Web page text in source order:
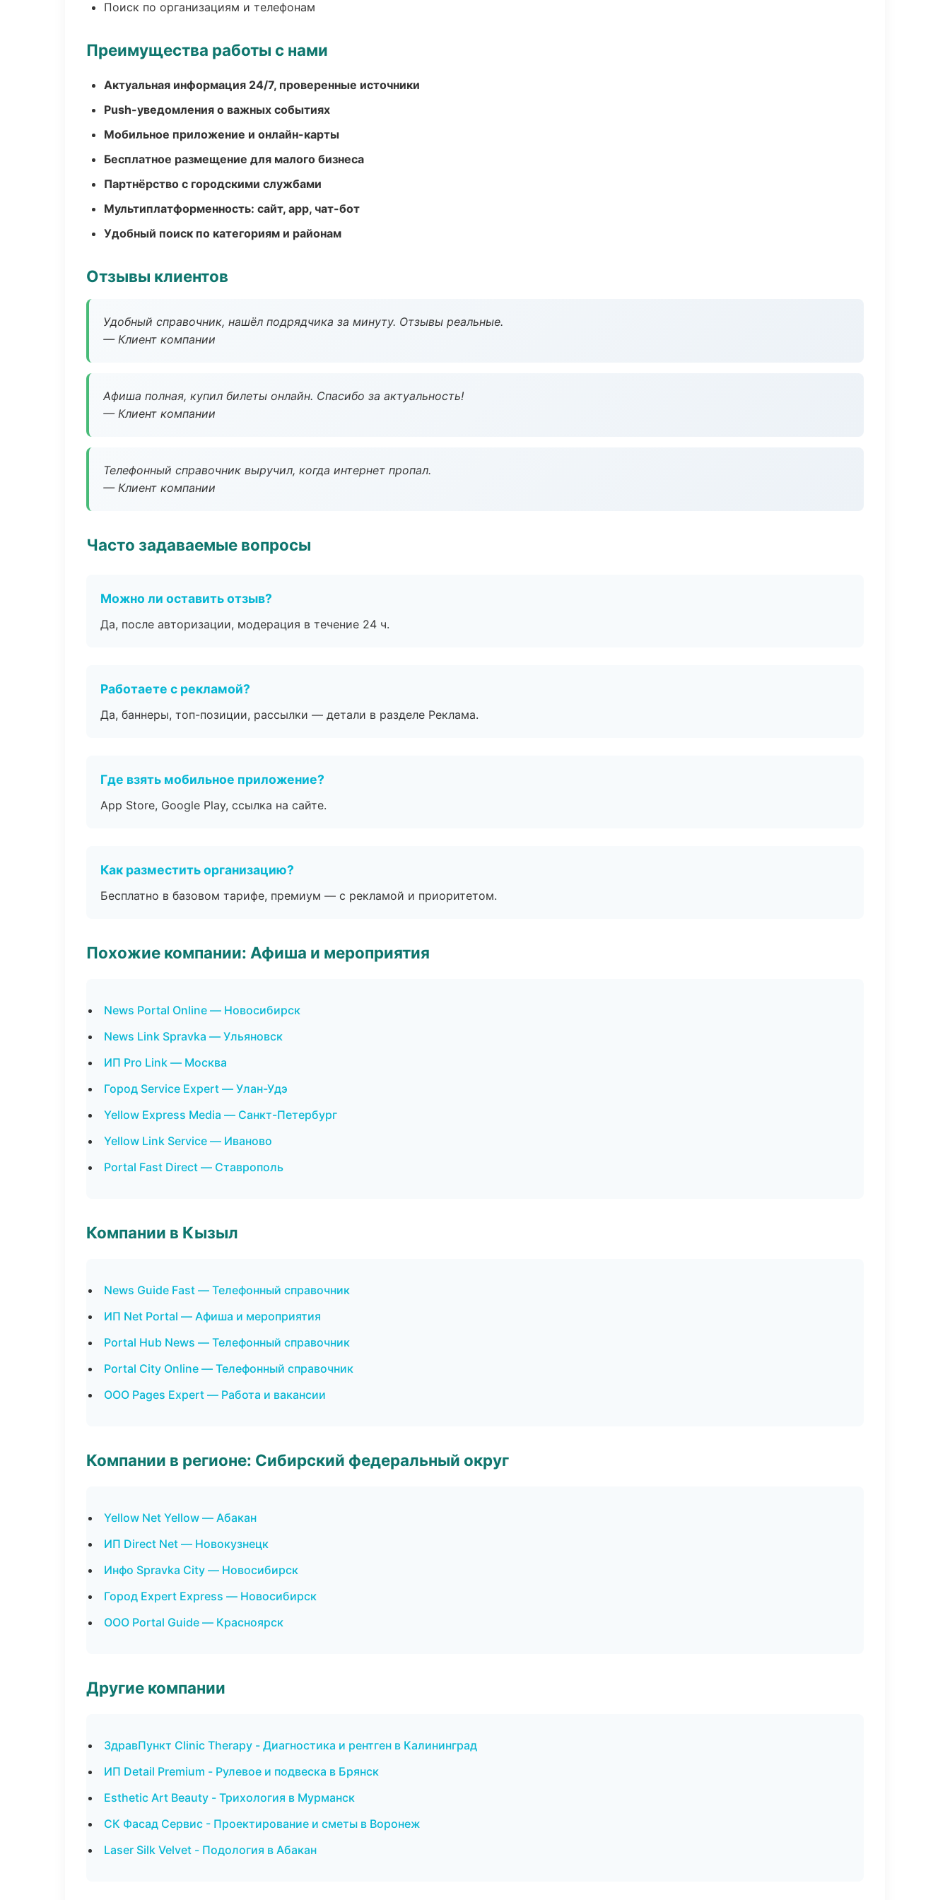
Поиск по организациям и телефонам
Преимущества работы с нами
Актуальная информация 24/7, проверенные источники
Push-уведомления о важных событиях
Мобильное приложение и онлайн-карты
Бесплатное размещение для малого бизнеса
Партнёрство с городскими службами
Мультиплатформенность: сайт, app, чат-бот
Удобный поиск по категориям и районам
Отзывы клиентов
Удобный справочник, нашёл подрядчика за минуту. Отзывы реальные.
— Клиент компании
Афиша полная, купил билеты онлайн. Спасибо за актуальность!
— Клиент компании
Телефонный справочник выручил, когда интернет пропал.
— Клиент компании
Часто задаваемые вопросы
Можно ли оставить отзыв?
Да, после авторизации, модерация в течение 24 ч.
Работаете с рекламой?
Да, баннеры, топ-позиции, рассылки — детали в разделе Реклама.
Где взять мобильное приложение?
App Store, Google Play, ссылка на сайте.
Как разместить организацию?
Бесплатно в базовом тарифе, премиум — с рекламой и приоритетом.
Похожие компании: Афиша и мероприятия
News Portal Online — Новосибирск
News Link Spravka — Ульяновск
ИП Pro Link — Москва
Город Service Expert — Улан-Удэ
Yellow Express Media — Санкт-Петербург
Yellow Link Service — Иваново
Portal Fast Direct — Ставрополь
Компании в Кызыл
News Guide Fast — Телефонный справочник
ИП Net Portal — Афиша и мероприятия
Portal Hub News — Телефонный справочник
Portal City Online — Телефонный справочник
ООО Pages Expert — Работа и вакансии
Компании в регионе: Сибирский федеральный округ
Yellow Net Yellow — Абакан
ИП Direct Net — Новокузнецк
Инфо Spravka City — Новосибирск
Город Expert Express — Новосибирск
ООО Portal Guide — Красноярск
Другие компании
ЗдравПункт Clinic Therapy - Диагностика и рентген в Калининград
ИП Detail Premium - Рулевое и подвеска в Брянск
Esthetic Art Beauty - Трихология в Мурманск
СК Фасад Сервис - Проектирование и сметы в Воронеж
Laser Silk Velvet - Подология в Абакан